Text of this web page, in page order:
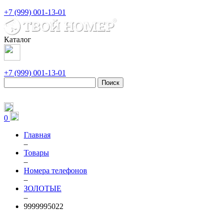
+7 (999) 001-13-01
Каталог
+7 (999) 001-13-01
Поиск
0
Главная
–
Товары
–
Номера телефонов
–
ЗОЛОТЫЕ
–
9999995022